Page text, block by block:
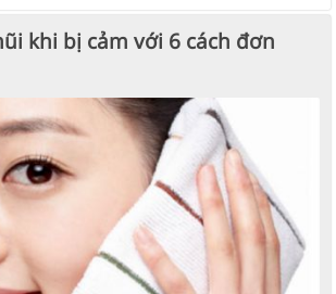
khi bị cảm với 6 cách đơn